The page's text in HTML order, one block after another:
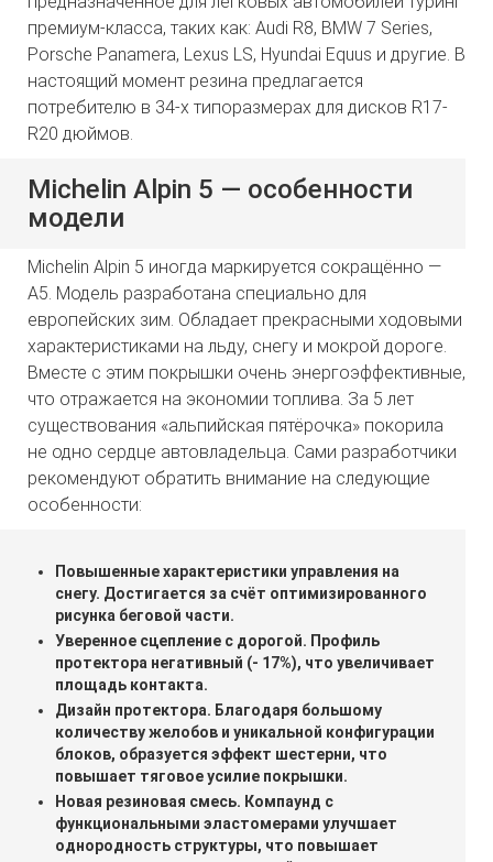
премиум-класса, таких как: Audi R8, BMW 7 Series,
Porsche Panamera, Lexus LS, Hyundai Equus и другие. В
настоящий момент резина предлагается
потребителю в 34-х типоразмерах для дисков R17-
R20 дюймов.
Michelin Alpin 5 — особенности
модели
Michelin Alpin 5 иногда маркируется сокращённо —
A5. Модель разработана специально для
европейских зим. Обладает прекрасными ходовыми
характеристиками на льду, снегу и мокрой дороге.
Вместе с этим покрышки очень энергоэффективные,
что отражается на экономии топлива. За 5 лет
существования «альпийская пятёрочка» покорила
не одно сердце автовладельца. Сами разработчики
рекомендуют обратить внимание на следующие
особенности:
Повышенные характеристики управления на
снегу. Достигается за счёт оптимизированного
рисунка беговой части.
Уверенное сцепление с дорогой. Профиль
протектора негативный (- 17%), что увеличивает
площадь контакта.
Дизайн протектора. Благодаря большому
количеству желобов и уникальной конфигурации
блоков, образуется эффект шестерни, что
повышает тяговое усилие покрышки.
Новая резиновая смесь. Компаунд с
функциональными эластомерами улучшает
однородность структуры, что повышает